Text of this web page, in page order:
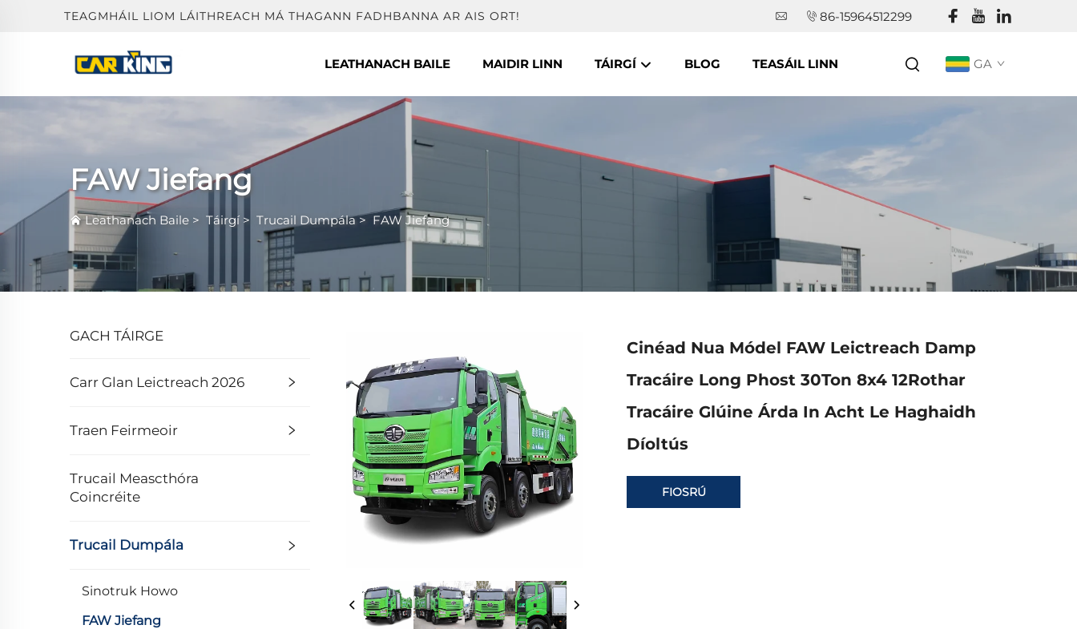
TEAGMHÁIL LIOM LÁITHREACH MÁ THAGANN FADHBANNA AR AIS ORT! 86-15964512299
LEATHANACH BAILE MAIDIR LINN TÁIRGÍ BLOG TEASÁIL LINN GA
FAW Jiefang
Leathanach Baile > Táirgí > Trucail Dumpála> FAW Jiefang
GACH TÁIRGE
Carr Glan Leictreach 2026
Traen Feirmeoir
Trucail Meascthóra
Coincréite
Trucail Dumpála
Sinotruk Howo
FAW Jiefang
Cinéad Nua Módel FAW Leictreach Damp
Tracáire Long Phost 30Ton 8x4 12Rothar
Tracáire Glúine Árda In Acht Le Haghaidh
Díoltús
FIOSRÚ